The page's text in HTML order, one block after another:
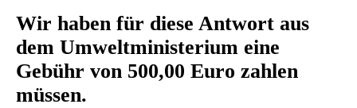
Wir haben für diese Antwort aus
dem Umweltministerium eine
Gebühr von 500,00 Euro zahlen
müssen.